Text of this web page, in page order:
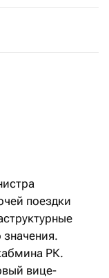
поездки
значения.
РК.
вице-